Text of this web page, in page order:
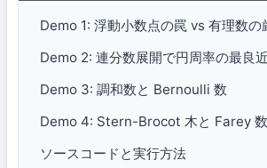
Demo 1: 浮動小数点の罠 vs 有理数の
Demo 2: 連分数展開で円周率の最良
Demo 3: 調和数と Bernoulli 数
Demo 4: Stern-Brocot 木と Farey
ソースコードと実行方法